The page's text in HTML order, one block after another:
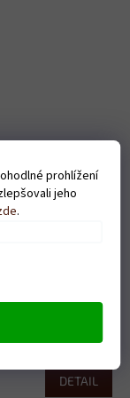
prohlížení
jeho
.
Skladem
DETAIL